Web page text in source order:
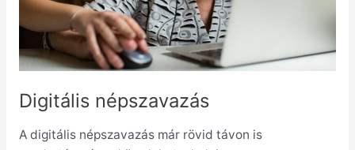
Digitális népszavazás
A digitális népszavazás már rövid távon is